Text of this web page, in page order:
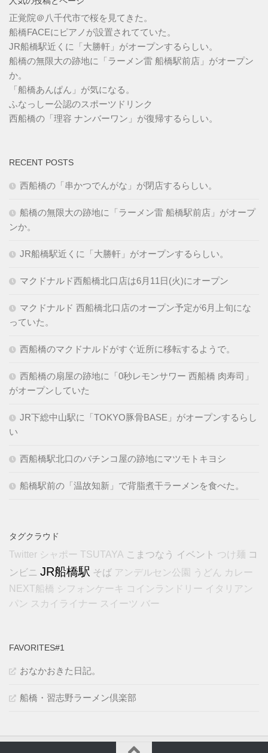
正覚院＠八千代市で桜を見てきた。
船橋FACEにピアノが設置されてていた。
JR船橋駅近くに「大勝軒」がオープンするらしい。
船橋の無限大の跡地に「ラーメン雷 船橋駅前店」がオープン
か。
「船橋あんぱん」が気になる。
ふなっしー公認のスポーツドリンク
西船橋の「理容 ナンバーワン」が復帰するらしい。
RECENT POSTS
西船橋の「串かつでんがな」が閉店するらしい。
船橋の無限大の跡地に「ラーメン雷 船橋駅前店」がオープ
ンか。
JR船橋駅近くに「大勝軒」がオープンするらしい。
マクドナルド西船橋北口店は6月11日(火)にオープン
マクドナルド 西船橋北口店のオープン予定が6月上旬にな
っていた。
西船橋のマクドナルドがすぐ近所に移転するようで。
西船橋の扇屋の跡地に「0秒レモンサワー 西船橋 肉寿司」
がオープンしていた
JR下総中山駅に「TOKYO豚骨BASE」がオープンするらし
い
西船橋駅北口のパチンコ屋の跡地にマツモトキヨシ
船橋駅前の「温故知新」で背脂煮干ラーメンを食べた。
タグクラウド
Twitter シャポー TSUTAYA こまつなう イベント つけ麺 コ
ンビニ JR船橋駅 そば アンデルセン公園 うどん
カレー
NEXT船橋 シフォンケーキ コインランドリー イタリアン
パン スカイライナー スイーツ バー
FAVORITES#1
おなかおきた日記。
船橋・習志野ラーメン倶楽部